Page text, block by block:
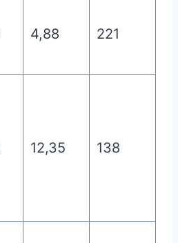
4,88 221
12,35 138